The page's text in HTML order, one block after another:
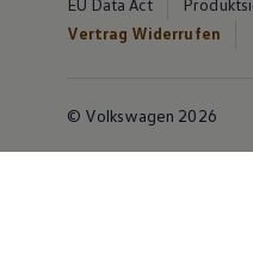
EU Data Act
Vertrag Widerrufen
© Volkswagen 2026